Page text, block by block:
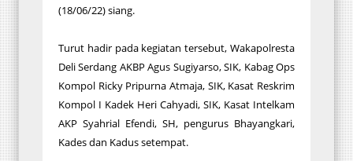
(18/06/22) siang.
Turut hadir pada kegiatan tersebut, Wakapolresta
Deli Serdang AKBP Agus Sugiyarso, SIK, Kabag Ops
Kompol Ricky Pripurna Atmaja, SIK, Kasat Reskrim
Kompol I Kadek Heri Cahyadi, SIK, Kasat Intelkam
AKP Syahrial Efendi, SH, pengurus Bhayangkari,
Kades dan Kadus setempat.